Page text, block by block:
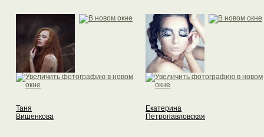
Таня
Вишенкова
Екатерина
Петропавловская